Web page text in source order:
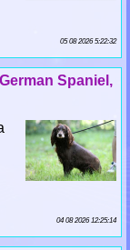
05 08 2026 5:22:32
Spaniel,
04 08 2026 12:25:14